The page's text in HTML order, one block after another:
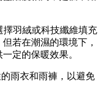
擇羽絨或科技纖維填充
若在潮濕的環境下，
定的保暖效果。
雨衣和雨褲，以避免